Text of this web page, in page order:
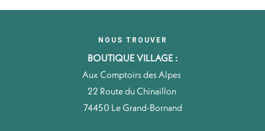
NOUS TROUVER
BOUTIQUE VILLAGE :
Aux Comptoirs des Alpes
22 Route du Chinaillon
74450 Le Grand-Bornand